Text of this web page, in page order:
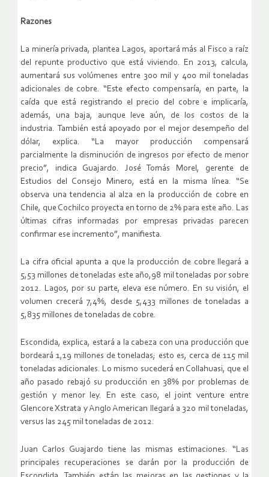
Razones
La minería privada, plantea Lagos, aportará más al Fisco a raíz
del repunte productivo que está viviendo. En 2013, calcula,
aumentará sus volúmenes entre 300 mil y 400 mil toneladas
adicionales de cobre. “Este efecto compensaría, en parte, la
caída que está registrando el precio del cobre e implicaría,
además, una baja, aunque leve aún, de los costos de la
industria. También está apoyado por el mejor desempeño del
dólar, explica. “La mayor producción compensará
parcialmente la disminución de ingresos por efecto de menor
precio”, indica Guajardo. José Tomás Morel, gerente de
Estudios del Consejo Minero, está en la misma línea. “Se
observa una tendencia al alza en la producción de cobre en
Chile, que Cochilco proyecta en torno de 2% para este año. Las
últimas cifras informadas por empresas privadas parecen
confirmar ese incremento”, manifiesta.
La cifra oficial apunta a que la producción de cobre llegará a
5,53 millones de toneladas este año,98 mil toneladas por sobre
2012. Lagos, por su parte, eleva ese número. En su visión, el
volumen crecerá 7,4%, desde 5,433 millones de toneladas a
5,835 millones de toneladas de cobre.
Escondida, explica, estará a la cabeza con una producción que
bordeará 1,19 millones de toneladas; esto es, cerca de 115 mil
toneladas adicionales. Lo mismo sucederá en Collahuasi, que el
año pasado rebajó su producción en 38% por problemas de
gestión y menor ley. En este caso, el joint venture entre
Glencore Xstrata y Anglo American llegará a 320 mil toneladas,
versus las 245 mil toneladas de 2012.
Juan Carlos Guajardo tiene las mismas estimaciones. “Las
principales recuperaciones se darán por la producción de